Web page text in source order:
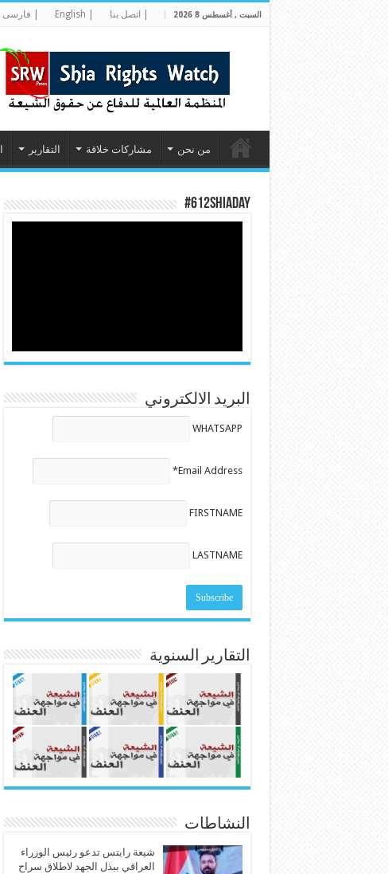
السبت , أغسطس 8 2026 | اتصل بنا | فارسى
من نحن مشاركات خلاقة التقارير
#612ShiaDay
البريد الالكتروني
WHATSAPP
Email Address*
FIRSTNAME
LASTNAME
التقارير السنوية
النشاطات
شيعة رايتس تدعو رئيس الوزراء
العراقي ببذل الجهد لاطلاق سراح